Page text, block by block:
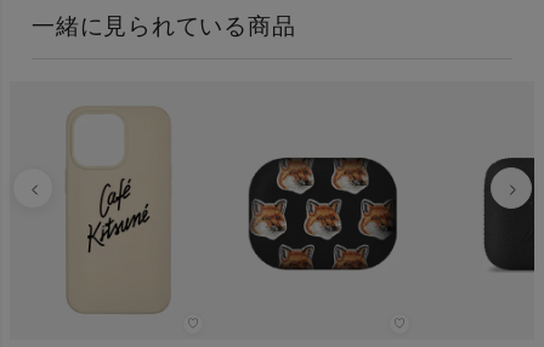
一緒に見られている商品
♡ ♡